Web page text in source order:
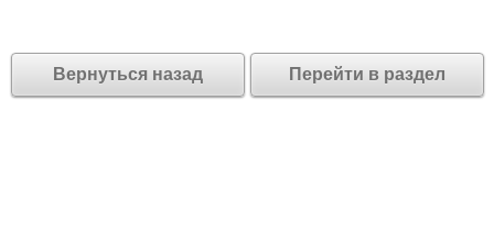
Вернуться назад Перейти в раздел